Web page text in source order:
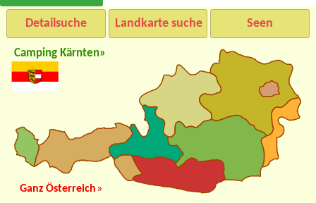
Detailsuche Landkarte suche Seen
Camping Kärnten»
Ganz Österreich»